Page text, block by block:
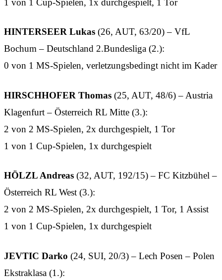
HINTERSEER Lukas (26, AUT, 63/20) – VfL
Bochum – Deutschland 2.Bundesliga (2.):
0 von 1 MS-Spielen, verletzungsbedingt nicht im Kader
HIRSCHHOFER Thomas (25, AUT, 48/6) – Austria
Klagenfurt – Österreich RL Mitte (3.):
2 von 2 MS-Spielen, 2x durchgespielt, 1 Tor
1 von 1 Cup-Spielen, 1x durchgespielt
HÖLZL Andreas (32, AUT, 192/15) – FC Kitzbühel –
Österreich RL West (3.):
2 von 2 MS-Spielen, 2x durchgespielt, 1 Tor, 1 Assist
1 von 1 Cup-Spielen, 1x durchgespielt
JEVTIC Darko (24, SUI, 20/3) – Lech Posen – Polen
Ekstraklasa (1.):